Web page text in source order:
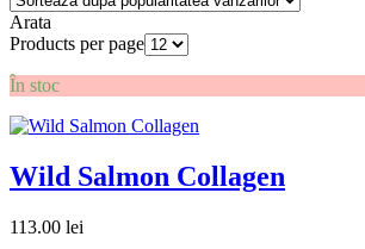
Arata
Products per page
În stoc
Wild Salmon Collagen
113.00 lei